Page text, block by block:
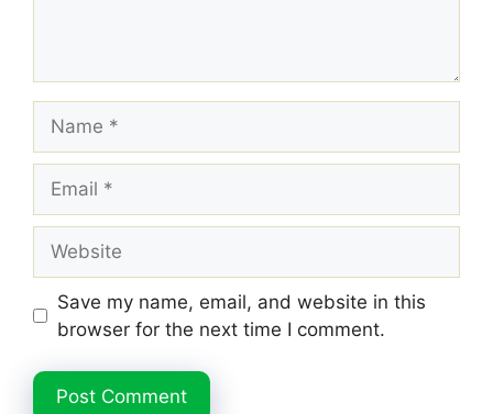
Save my name, email, and website in this
browser for the next time I comment.